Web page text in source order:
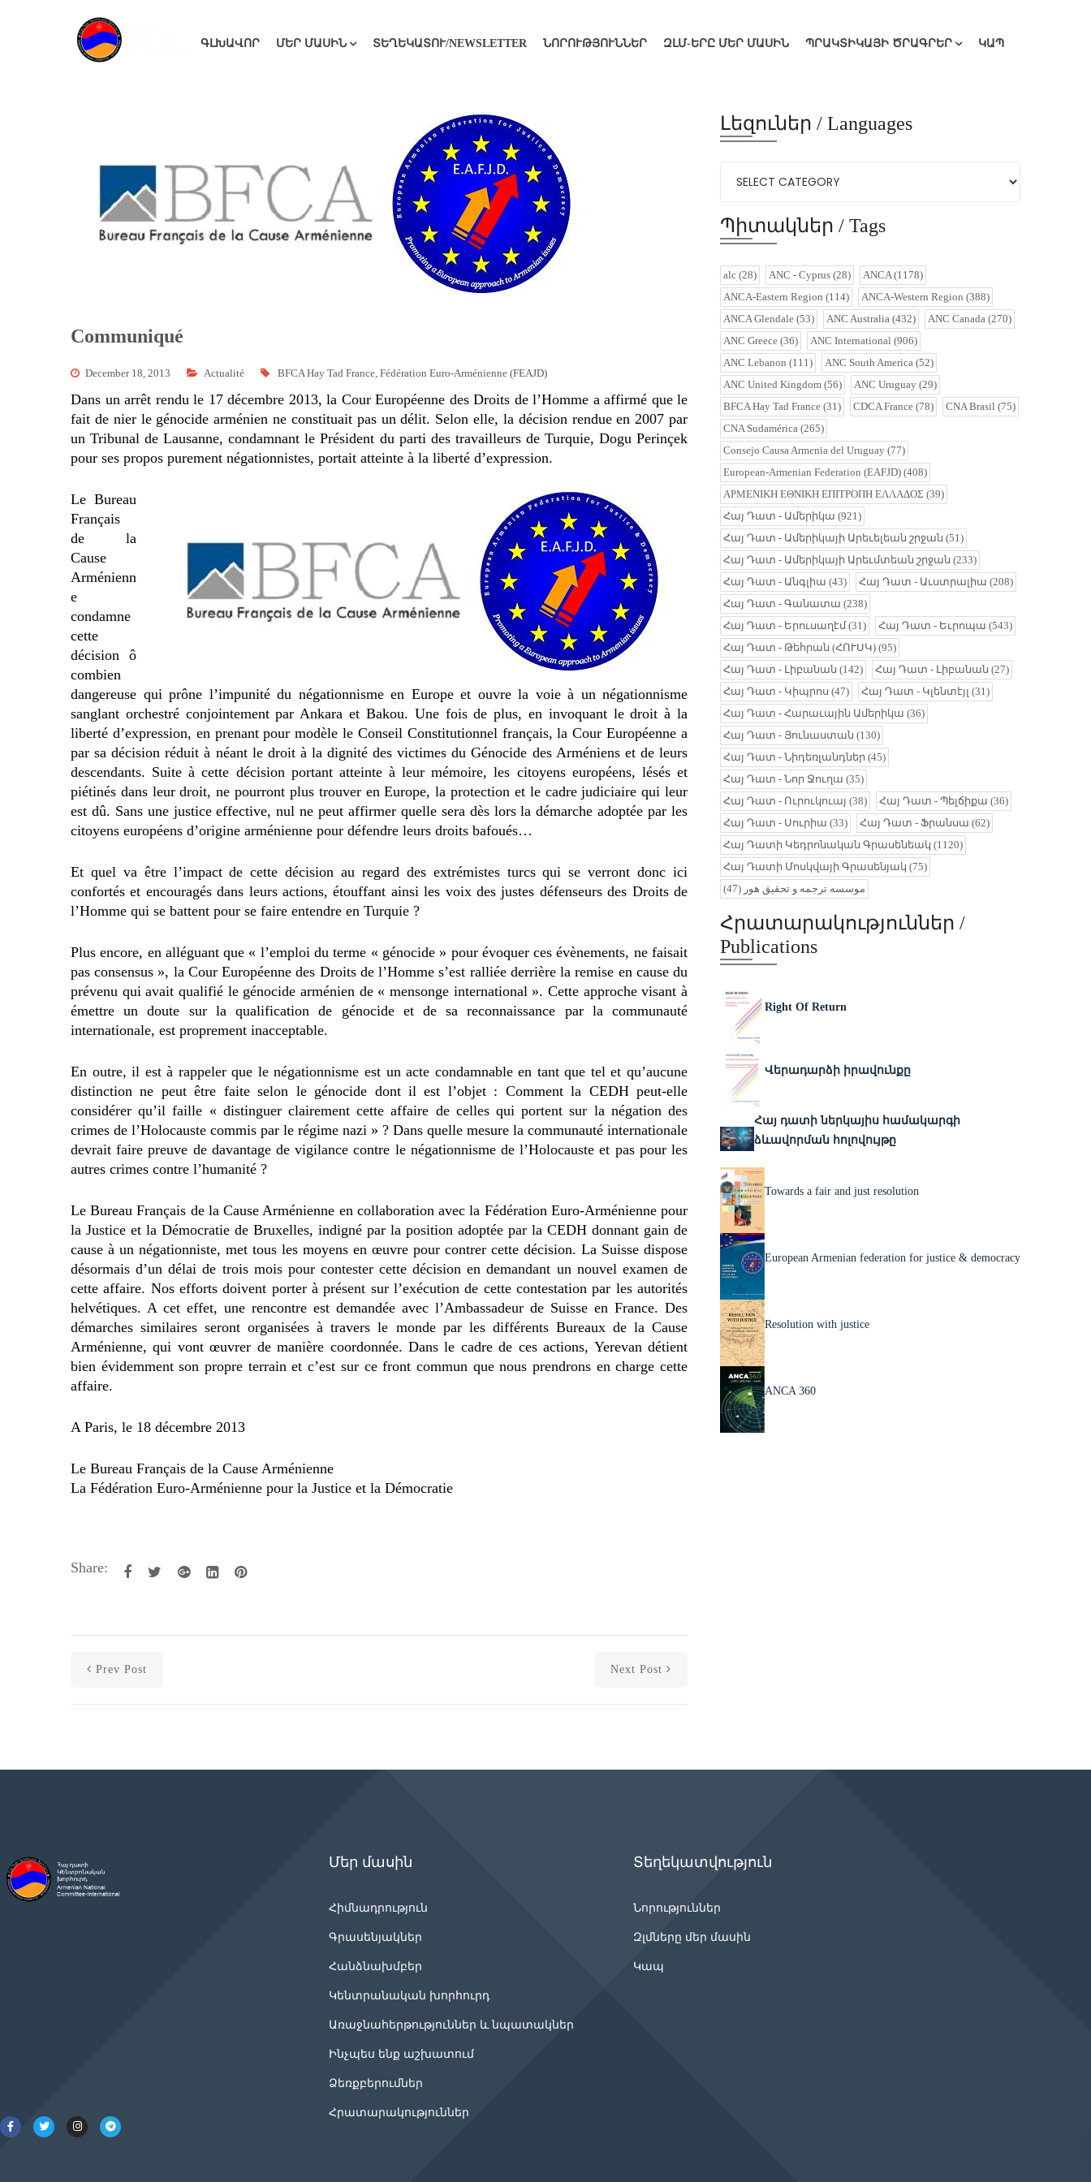
ԳԼԽԱՎՈՐ ՄԵՐ ՄԱՍԻՆ ՏԵՂԵԿԱՏՈՒ/NEWSLETTER ՆՈՐՈՒԹՅՈՒՆՆԵՐ ԶԼՄ-ԵՐԸ ՄԵՐ ՄԱՍԻՆ ՊՐԱԿՏԻԿԱՅԻ ԾՐԱԳՐԵՐ ԿԱՊ
Communiqué
December 18, 2013 Actualité BFCA Hay Tad France Fédération Euro-Arménienne (FEAJD)
Dans un arrêt rendu le 17 décembre 2013, la Cour Européenne des Droits de l’Homme a affirmé que le
fait de nier le génocide arménien ne constituait pas un délit. Selon elle, la décision rendue en 2007 par
un Tribunal de Lausanne, condamnant le Président du parti des travailleurs de Turquie, Dogu Perinçek
pour ses propos purement négationnistes, portait atteinte à la liberté d’expression.
Le Bureau
Français
de la
Cause
Arménienn
e
condamne
cette
décision ô
combien
dangereuse qui prône l’impunité du négationnisme en Europe et ouvre la voie à un négationnisme
sanglant orchestré conjointement par Ankara et Bakou. Une fois de plus, en invoquant le droit à la
liberté d’expression, en prenant pour modèle le Conseil Constitutionnel français, la Cour Européenne a
par sa décision réduit à néant le droit à la dignité des victimes du Génocide des Arméniens et de leurs
descendants. Suite à cette décision portant atteinte à leur mémoire, les citoyens européens, lésés et
piétinés dans leur droit, ne pourront plus trouver en Europe, la protection et le cadre judiciaire qui leur
est dû. Sans une justice effective, nul ne peut affirmer quelle sera dès lors la démarche adoptée par les
citoyens européens d’origine arménienne pour défendre leurs droits bafoués…
Et quel va être l’impact de cette décision au regard des extrémistes turcs qui se verront donc ici
confortés et encouragés dans leurs actions, étouffant ainsi les voix des justes défenseurs des Droits de
l’Homme qui se battent pour se faire entendre en Turquie ?
Plus encore, en alléguant que « l’emploi du terme « génocide » pour évoquer ces évènements, ne faisait
pas consensus », la Cour Européenne des Droits de l’Homme s’est ralliée derrière la remise en cause du
prévenu qui avait qualifié le génocide arménien de « mensonge international ». Cette approche visant à
émettre un doute sur la qualification de génocide et de sa reconnaissance par la communauté
internationale, est proprement inacceptable.
En outre, il est à rappeler que le négationnisme est un acte condamnable en tant que tel et qu’aucune
distinction ne peut être faite selon le génocide dont il est l’objet : Comment la CEDH peut-elle
considérer qu’il faille « distinguer clairement cette affaire de celles qui portent sur la négation des
crimes de l’Holocauste commis par le régime nazi » ? Dans quelle mesure la communauté internationale
devrait faire preuve de davantage de vigilance contre le négationnisme de l’Holocauste et pas pour les
autres crimes contre l’humanité ?
Le Bureau Français de la Cause Arménienne en collaboration avec la Fédération Euro-Arménienne pour
la Justice et la Démocratie de Bruxelles, indigné par la position adoptée par la CEDH donnant gain de
cause à un négationniste, met tous les moyens en œuvre pour contrer cette décision. La Suisse dispose
désormais d’un délai de trois mois pour contester cette décision en demandant un nouvel examen de
cette affaire. Nos efforts doivent porter à présent sur l’exécution de cette contestation par les autorités
helvétiques. A cet effet, une rencontre est demandée avec l’Ambassadeur de Suisse en France. Des
démarches similaires seront organisées à travers le monde par les différents Bureaux de la Cause
Arménienne, qui vont œuvrer de manière coordonnée. Dans le cadre de ces actions, Yerevan détient
bien évidemment son propre terrain et c’est sur ce front commun que nous prendrons en charge cette
affaire.
A Paris, le 18 décembre 2013
Le Bureau Français de la Cause Arménienne
La Fédération Euro-Arménienne pour la Justice et la Démocratie
Share:
Prev Post Next Post
Լեզուներ / Languages
Պիտակներ / Tags
alc (28) ANC - Cyprus (28) ANCA(1178)
ANCA-Eastern Region (114) ANCA-Western Region (388)
ANCA Glendale (53) ANC Australia (432) ANC Canada (270)
ANC Greece (36) ANC International (906)
ANC Lebanon (111) ANC South America (52)
ANC United Kingdom (56) ANC Uruguay (29)
BFCA Hay Tad France (31) CDCA France (78) CNA Brasil (75)
CNA Sudamérica (265)
Consejo Causa Armenia del Uruguay (77)
European-Armenian Federation (EAFJD) (408)
ΑΡΜΕΝΙΚΗ ΕΘΝΙΚΗ ΕΠΙΤΡΟΠΗ ΕΛΛΑΔΟΣ (39)
Հայ Դատ - Ամերիկա (921)
Հայ Դատ - Ամերիկայի Արեւելեան շրջան (51)
Հայ Դատ - Ամերիկայի Արեւմտեան շրջան (233)
Հայ Դատ - Անգլիա (43) Հայ Դատ - Աւստրալիա (208)
Հայ Դատ - Գանատա (238)
Հայ Դատ - Երուսաղէմ(31) Հայ Դատ - Եւրոպա (543)
Հայ Դատ - Թեհրան (ՀՈՒՍԿ) (95)
Հայ Դատ - Լիբանան (142) Հայ Դատ - Լիբանան (27)
Հայ Դատ - Կիպրոս (47) Հայ Դատ - Կլենտէյլ (31)
Հայ Դատ - Հարաւային Ամերիկա (36)
Հայ Դատ - Յունաստան (130)
Հայ Դատ - Նիդեռլանդներ (45)
Հայ Դատ - Նոր Ջուղա (35)
Հայ Դատ - Ուրուկուայ (38) Հայ Դատ - Պելճիքա (36)
Հայ Դատ - Սուրիա (33) Հայ Դատ - Ֆրանսա (62)
Հայ Դատի Կեդրոնական Գրասենեակ (1120)
Հայ Դատի Մոսկվայի Գրասենյակ (75)
موسسه ترجمه و تحقیق هور (47)
Հրատարակություններ /
Publications
Right Of Return
Վերադարձի իրավունքը
Հայ դատի ներկայիս համակարգի
ձևավորման հոլովույթը
Towards a fair and just resolution
European Armenian federation for justice & democracy
Resolution with justice
ANCA 360
Մեր մասին
Հիմնադրություն
Գրասենյակներ
Հանձնախմբեր
Կենտրանական խորհուրդ
Առաջնահերթություններ և նպատակներ
Ինչպես ենք աշխատում
Ձեռքբերումներ
Հրատարակություններ
Տեղեկատվություն
Նորություններ
Զլմները մեր մասին
Կապ